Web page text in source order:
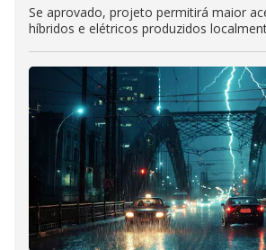
Se aprovado, projeto permitirá maior
híbridos e elétricos produzidos